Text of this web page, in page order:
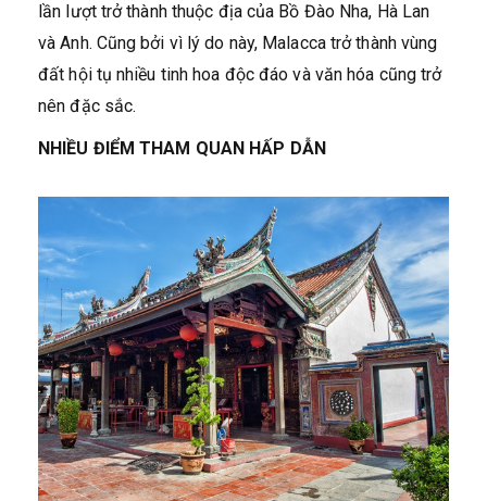
lần lượt trở thành thuộc địa của Bồ Đào Nha, Hà Lan
và Anh. Cũng bởi vì lý do này, Malacca trở thành vùng
đất hội tụ nhiều tinh hoa độc đáo và văn hóa cũng trở
nên đặc sắc.
NHIỀU ĐIỂM THAM QUAN HẤP DẪN